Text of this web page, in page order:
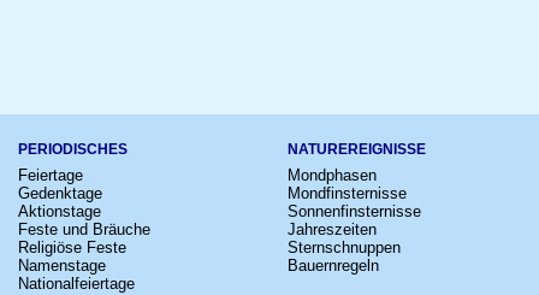
PERIODISCHES
Feiertage
Gedenktage
Aktionstage
Feste und Bräuche
Religiöse Feste
Namenstage
Nationalfeiertage
NATUREREIGNISSE
Mondphasen
Mondfinsternisse
Sonnenfinsternisse
Jahreszeiten
Sternschnuppen
Bauernregeln